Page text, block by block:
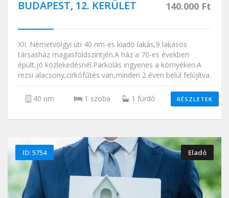
BUDAPEST, 12. KERÜLET 140.000 Ft
XII. Németvölgyi úti 40 nm-es kiadó lakás,9 lakásos
társasház magasföldszintjén.A ház a 70-es években
épült,jó közlekedésnél.Parkolás ingyenes a környéken.A
rezsi alacsony,cirkófűtés van,minden 2 éven belül felújítva.
40 nm 1 szoba 1 fürdő RÉSZLETEK
ID: 5754 Eladó